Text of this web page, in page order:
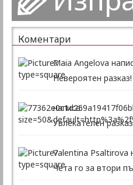
Коментари
Maia Angelova
Невероятен
написа:
Увлекателен
Valentina Psaltirova
Чета го за втори